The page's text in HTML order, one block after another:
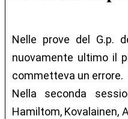
Nelle prove del G.p.
nuovamente ultimo il
commetteva un errore.
Nella seconda
Hamiltom, Kovalainen,